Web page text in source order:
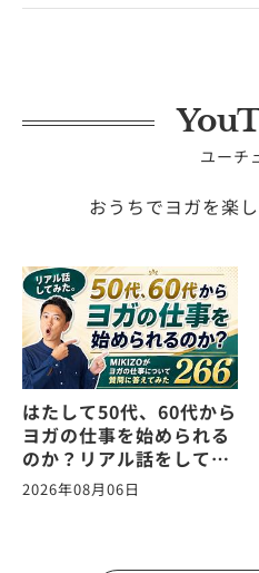
ユーチ
おうちでヨガを楽
はたして50代、60代から
ヨガの仕事を始められる
のか？リアル話をしてみ
た。ヨガの仕事に関する
質問に答えます！
2026年08月06日